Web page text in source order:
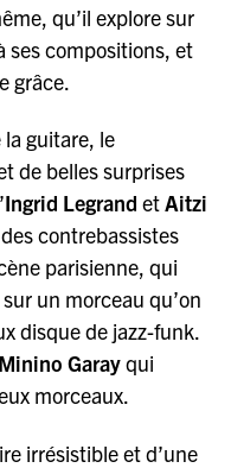
qu’il explore sur
ses compositions, et
grâce.
guitare, le
de belles surprises
Ingrid Legrand etAitzi
des contrebassistes
parisienne, qui
un morceau qu’on
disque de jazz-funk.
Minino Garayqui
morceaux.
irrésistible et d’une